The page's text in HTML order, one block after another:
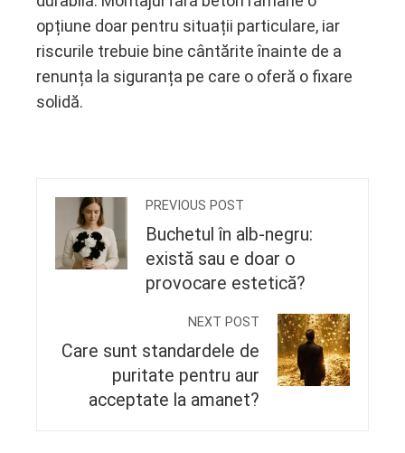
opțiune doar pentru situații particulare, iar
riscurile trebuie bine cântărite înainte de a
renunța la siguranța pe care o oferă o fixare
solidă.
PREVIOUS POST
Buchetul în alb-negru:
există sau e doar o
provocare estetică?
NEXT POST
Care sunt standardele de
puritate pentru aur
acceptate la amanet?